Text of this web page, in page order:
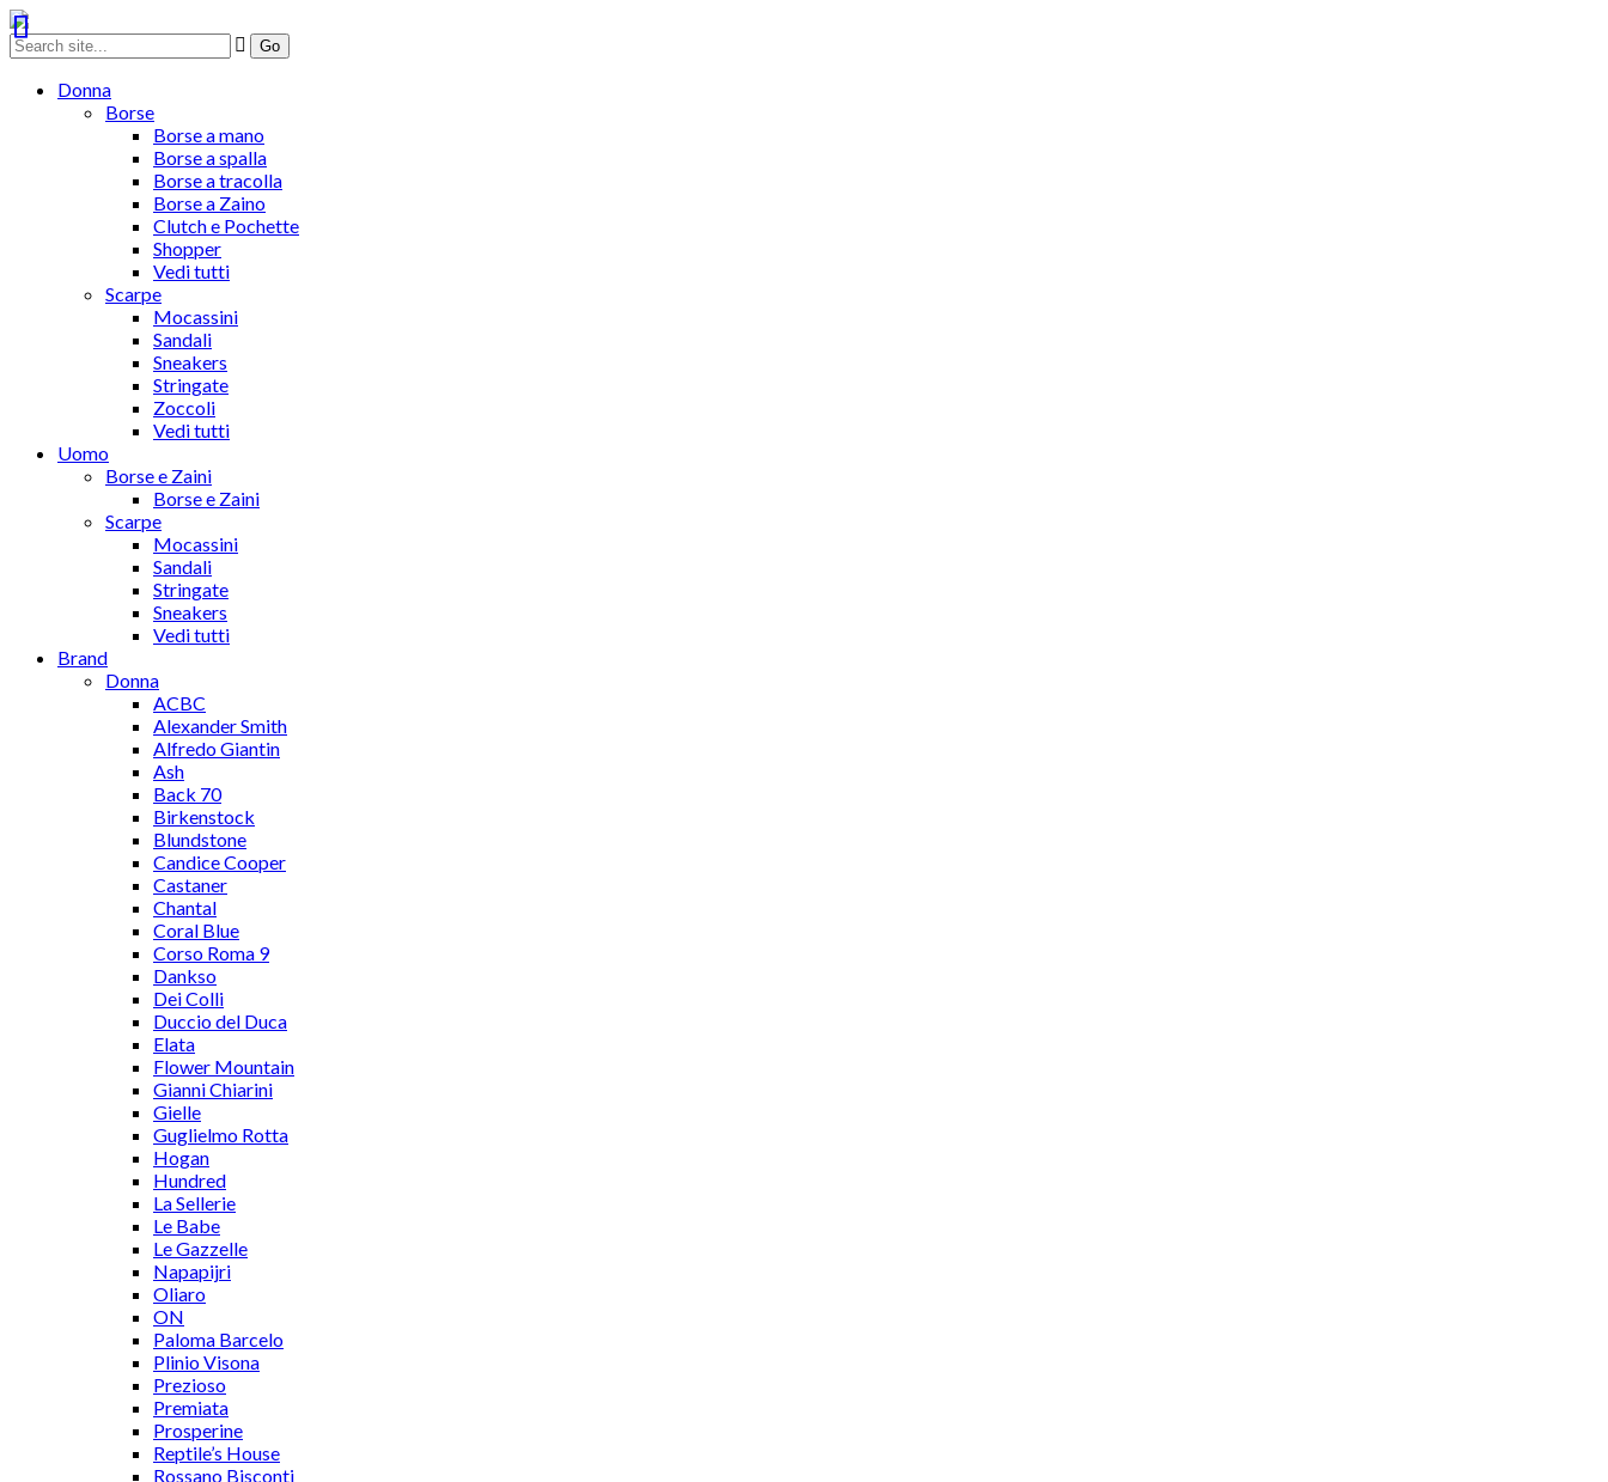
Donna
Borse
Borse a mano
Borse a spalla
Borse a tracolla
Borse a Zaino
Clutch e Pochette
Shopper
Vedi tutti
Scarpe
Mocassini
Sandali
Sneakers
Stringate
Zoccoli
Vedi tutti
Uomo
Borse e Zaini
Borse e Zaini
Scarpe
Mocassini
Sandali
Stringate
Sneakers
Vedi tutti
Brand
Donna
ACBC
Alexander Smith
Alfredo Giantin
Ash
Back 70
Birkenstock
Blundstone
Candice Cooper
Castaner
Chantal
Coral Blue
Corso Roma 9
Dankso
Dei Colli
Duccio del Duca
Elata
Flower Mountain
Gianni Chiarini
Gielle
Guglielmo Rotta
Hogan
Hundred
La Sellerie
Le Babe
Le Gazzelle
Napapijri
Oliaro
ON
Paloma Barcelo
Plinio Visona
Prezioso
Premiata
Prosperine
Reptile’s House
Rossano Bisconti